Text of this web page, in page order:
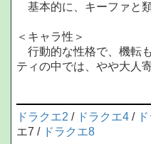
基本的に、キーファと類
＜キャラ性＞
行動的な性格で、機転
ティの中では、やや大人寄
ドラクエ2 / ドラクエ4 /
エ7 / ドラクエ8